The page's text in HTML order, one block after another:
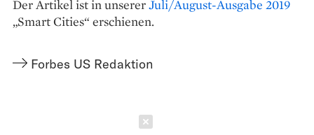
Der Artikel ist in unsererJuli/August-Ausgabe 2019
„Smart Cities“ erschienen.
Forbes US Redaktion